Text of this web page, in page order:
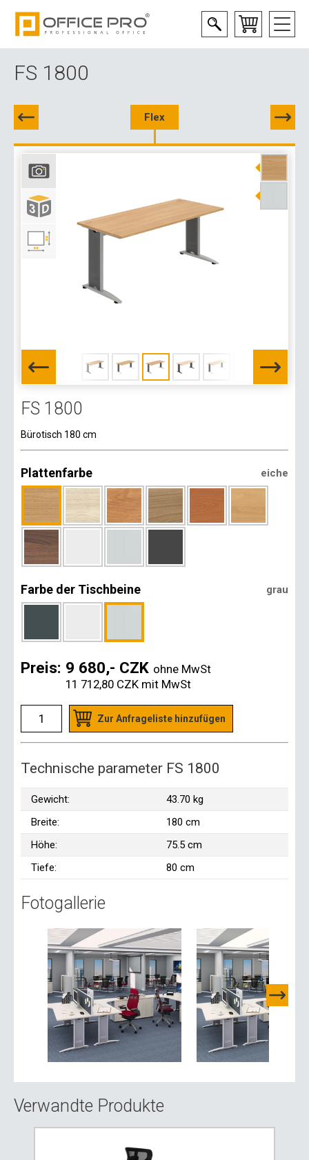
FS 1800
Flex
FS 1800
Bürotisch 180 cm
Plattenfarbe eiche
Farbe der Tischbeine grau
Preis: 9 680,- CZK ohne MwSt
11 712,80 CZK mit MwSt
Zur Anfrageliste hinzufügen
Technische parameter FS 1800
Gewicht:
43.70 kg
Breite:
180 cm
Höhe:
75.5 cm
Tiefe:
80 cm
Fotogallerie
Verwandte Produkte